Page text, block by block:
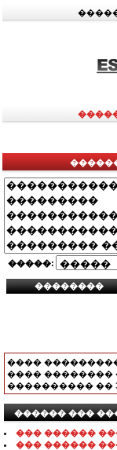
�����:
����
���� ��������
���������� ��
������ ���
��� ������
��� ������